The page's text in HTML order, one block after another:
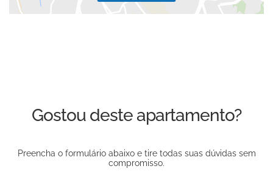
Gostou deste apartamento?
Preencha o formulário abaixo e tire todas suas dúvidas sem
compromisso.